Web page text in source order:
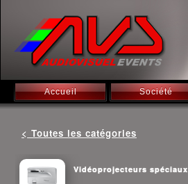
Accueil Société
< Toutes les catégories
Vidéoprojecteurs spéciaux